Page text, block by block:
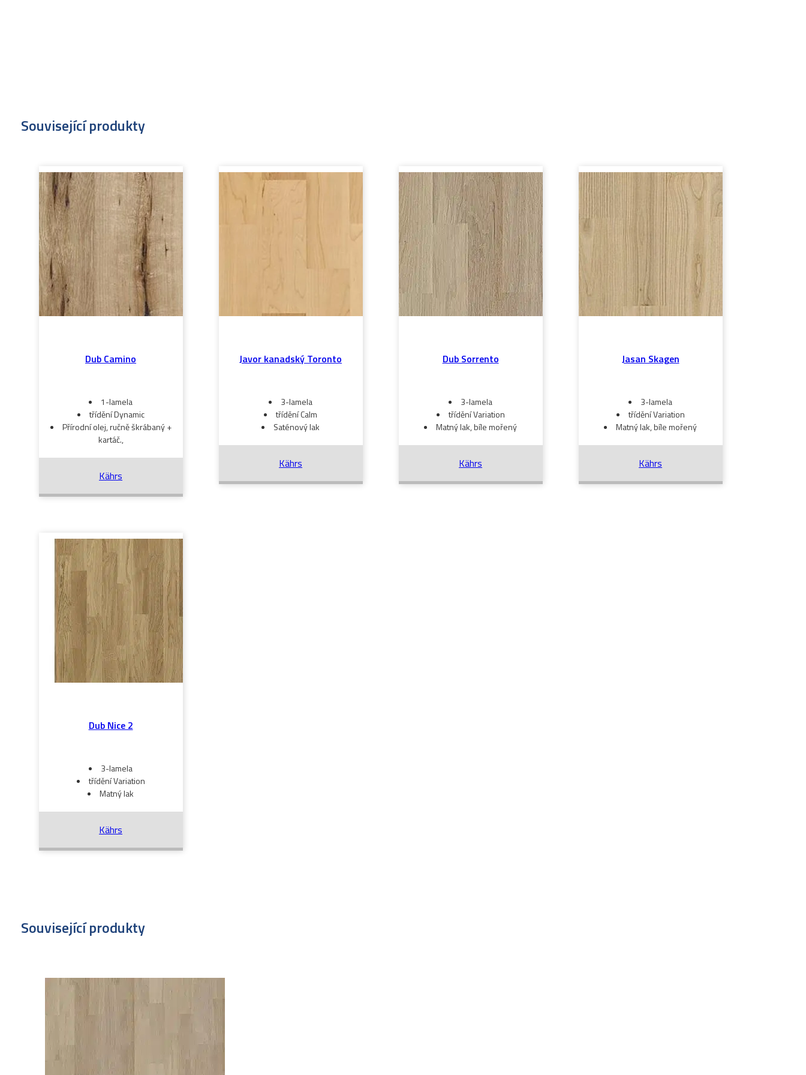
Související produkty
Dub Camino
1-lamela
třídění Dynamic
Přírodní olej, ručně škrábaný +
kartáč.,
Kährs
Javor kanadský Toronto
3-lamela
třídění Calm
Saténový lak
Kährs
Dub Sorrento
3-lamela
třídění Variation
Matný lak, bíle mořený
Kährs
Jasan Skagen
3-lamela
třídění Variation
Matný lak, bíle mořený
Kährs
Dub Nice 2
3-lamela
třídění Variation
Matný lak
Kährs
Související produkty